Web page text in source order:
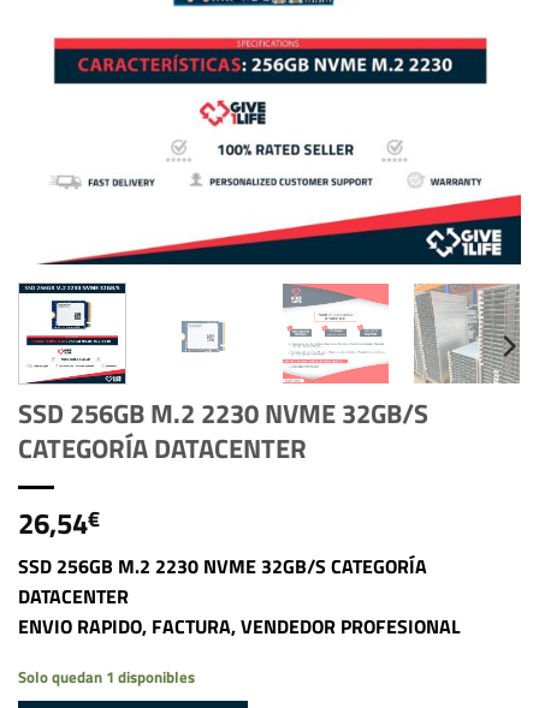
SSD 256GB M.2 2230 NVME 32GB/S
CATEGORÍA DATACENTER
26,54€
SSD 256GB M.2 2230 NVME 32GB/S CATEGORÍA
DATACENTER
ENVIO RAPIDO, FACTURA, VENDEDOR PROFESIONAL
Solo quedan 1 disponibles